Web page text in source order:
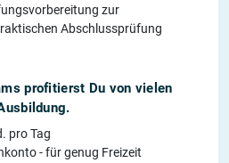
zur
Abschlussprüfung
profitierst Du von vielen
pro Tag
- für genug Freizeit